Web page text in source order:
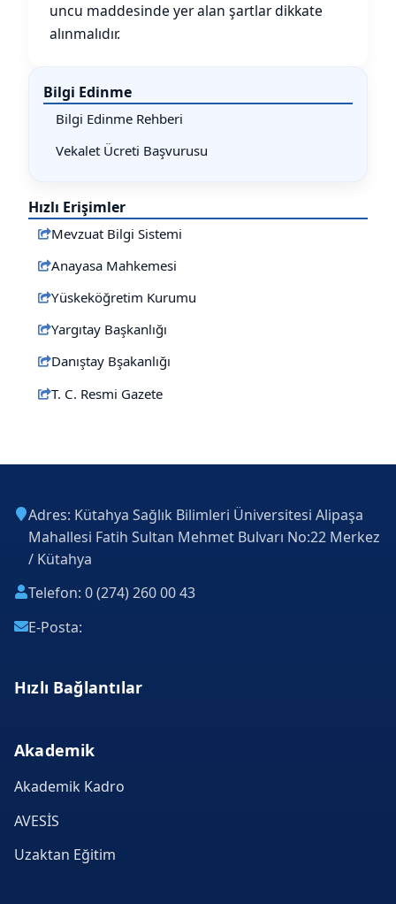
uncu maddesinde yer alan şartlar dikkate
alınmalıdır.
Bilgi Edinme
Bilgi Edinme Rehberi
Vekalet Ücreti Başvurusu
Hızlı Erişimler
Mevzuat Bilgi Sistemi
Anayasa Mahkemesi
Yüskeköğretim Kurumu
Yargıtay Başkanlığı
Danıştay Bşakanlığı
T. C. Resmi Gazete
Adres: Kütahya Sağlık Bilimleri Üniversitesi Alipaşa
Mahallesi Fatih Sultan Mehmet Bulvarı No:22 Merkez
/ Kütahya
Telefon: 0 (274) 260 00 43
E-Posta:
Hızlı Bağlantılar
Akademik
Akademik Kadro
AVESİS
Uzaktan Eğitim